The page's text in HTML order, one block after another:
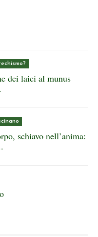
dei laici al munus
schiavo nell’anima: